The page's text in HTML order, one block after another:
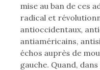
mise au ban de ces
radical et
antioccidentaux,
antiaméricains,
échos auprès de
gauche. Quand,